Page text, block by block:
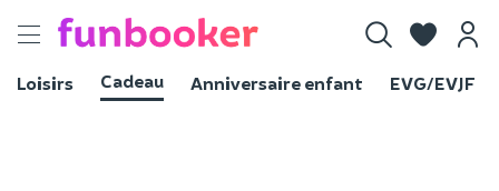
Toggle
Loisirs
Cadeau Anniversaire enfant EVG/EVJF